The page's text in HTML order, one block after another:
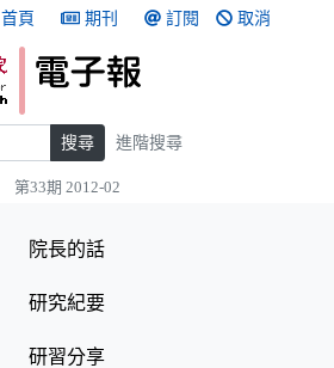
首頁 期刊 訂閱 取消
搜尋 進階搜尋
第33期 2012-02
院長的話
研究紀要
研習分享